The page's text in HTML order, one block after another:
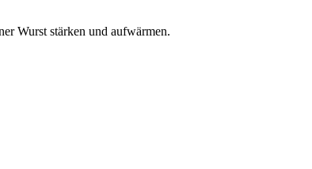
Wurst stärken und aufwärmen.